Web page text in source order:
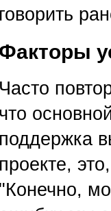
говорить
Факторы
Часто
что
поддержка
проекте,
"Конечно,